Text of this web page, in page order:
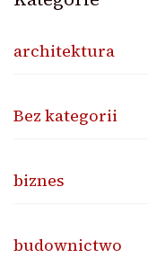
architektura
Bez kategorii
biznes
budownictwo